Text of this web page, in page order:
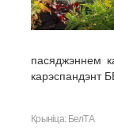
пасяджэннем
карэспандэнт
Крыніца: БелТА